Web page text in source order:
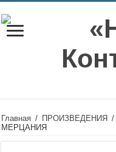
Главная / ПРОИЗВЕДЕНИЯ /
МЕРЦАНИЯ